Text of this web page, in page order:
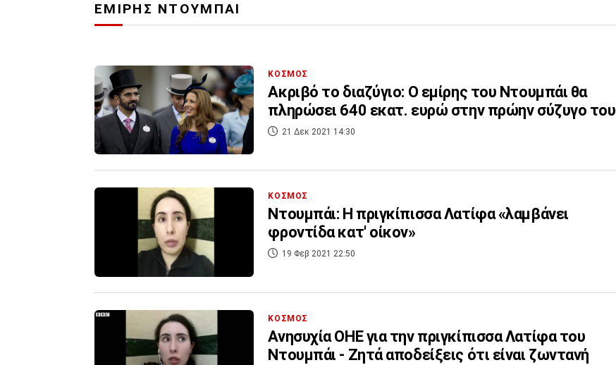
ΕΜΙΡΗΣ ΝΤΟΥΜΠΑΙ
ΚΟΣΜΟΣ
Ακριβό το διαζύγιο: Ο εμίρης του Ντουμπάι θα
πληρώσει 640 εκατ. ευρώ στην πρώην σύζυγο του
21 Δεκ 2021 14:30
ΚΟΣΜΟΣ
Ντουμπάι: Η πριγκίπισσα Λατίφα «λαμβάνει
φροντίδα κατ' οίκον»
19 Φεβ 2021 22:50
ΚΟΣΜΟΣ
Ανησυχία ΟΗΕ για την πριγκίπισσα Λατίφα του
Ντουμπάι - Ζητά αποδείξεις ότι είναι ζωντανή